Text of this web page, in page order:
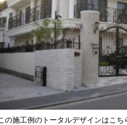
の施工例のトータルデザインはこち